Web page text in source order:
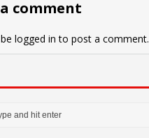
comment
logged in to post a comment.